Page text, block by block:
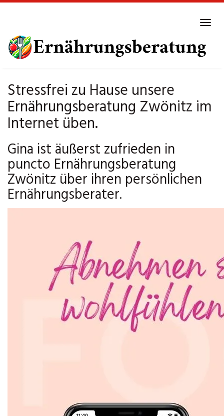
main
content
Stressfrei zu Hause unsere
Ernährungsberatung Zwönitz im
Internet üben.
Gina ist äußerst zufrieden in
puncto Ernährungsberatung
Zwönitz über ihren persönlichen
Ernährungsberater.